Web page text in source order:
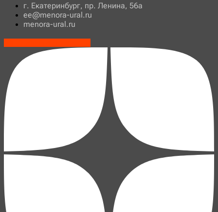
г. Екатеринбург, пр. Ленина, 56а
ee@menora-ural.ru
menora-ural.ru